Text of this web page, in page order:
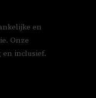
en
Onze
en inclusief.